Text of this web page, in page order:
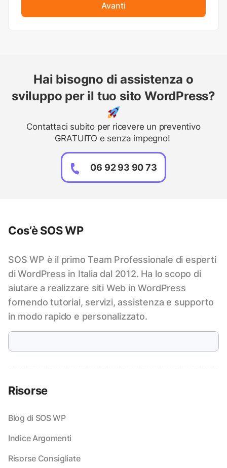
Avanti
Hai bisogno di assistenza o
sviluppo per il tuo sito WordPress?
Contattaci subito per ricevere un preventivo
GRATUITO e senza impegno!
06 92 93 90 73
Cos’è SOS WP
SOS WP è il primo Team Professionale di esperti
di WordPress in Italia dal 2012. Ha lo scopo di
aiutare a realizzare siti Web in WordPress
fornendo tutorial, servizi, assistenza e supporto
in modo rapido e personalizzato.
Risorse
Blog di SOS WP
Indice Argomenti
Risorse Consigliate